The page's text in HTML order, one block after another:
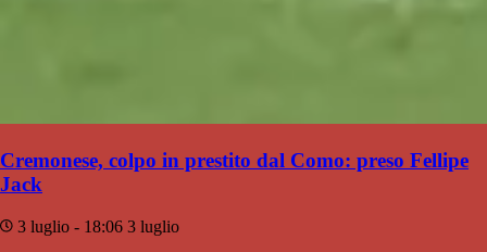
Cremonese, colpo in prestito dal Como: preso Fellipe
Jack
3 luglio - 18:06 3 luglio